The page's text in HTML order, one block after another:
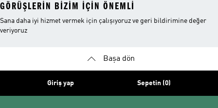
GÖRÜŞLERIN BIZIM IÇIN ÖNEMLI
Sana daha iyi hizmet vermek için çalışıyoruz ve geri bildirimine değer
veriyoruz
Başa dön
Giriş yap Sepetin (0)